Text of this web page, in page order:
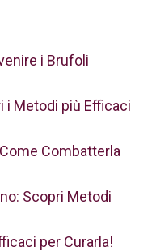
i Brufoli
i Metodi più Efficaci
Combatterla
Scopri Metodi
per Curarla!